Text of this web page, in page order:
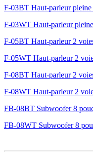
F-03BT Haut-parleur pleine
F-03WT Haut-parleur
F-05BT Haut-parleur 2
F-05WT Haut-parleur 2
F-08BT Haut-parleur 2
F-08WT Haut-parleur 2
FB-08BT Subwoofer 8
FB-08WT Subwoofer 8